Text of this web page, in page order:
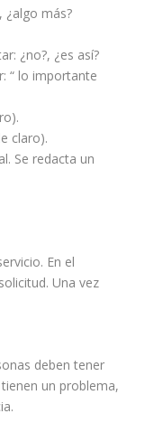
¿algo más?
¿no?, ¿es así?
“ lo importante
claro).
Se redacta un
En el
Una vez
deben tener
un problema,